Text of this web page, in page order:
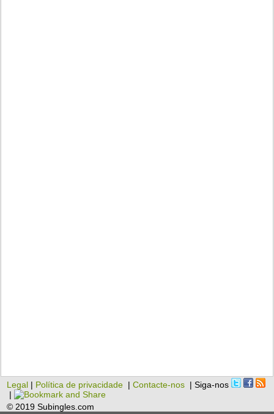
Legal | Política de privacidade |Contacte-nos | Siga-nos
|
© 2019 Subingles.com